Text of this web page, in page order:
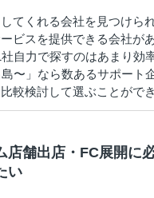
てくれる会社を見つけら
ビスを提供できる会社が
自力で探すのはあまり効
〜」なら数あるサポート
較検討して選ぶことができ
店舗出店・FC展開に
い